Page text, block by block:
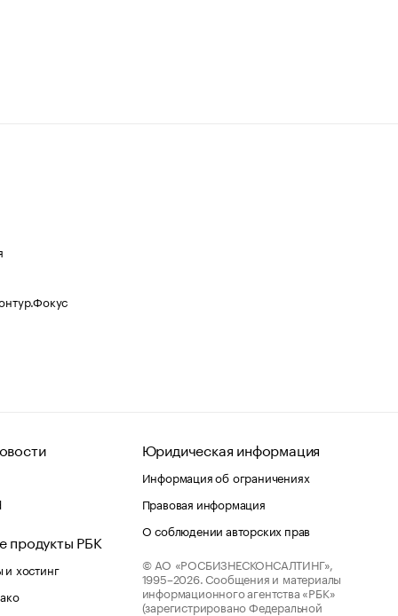
продукты РБК
хостинг
Юридическая информация
Информация об ограничениях
Правовая информация
О соблюдении авторских прав
© АО «РОСБИЗНЕСКОНСАЛТИНГ»,
1995–2026. Сообщения и материалы
информационного агентства «РБК»
(зарегистрировано Федеральной